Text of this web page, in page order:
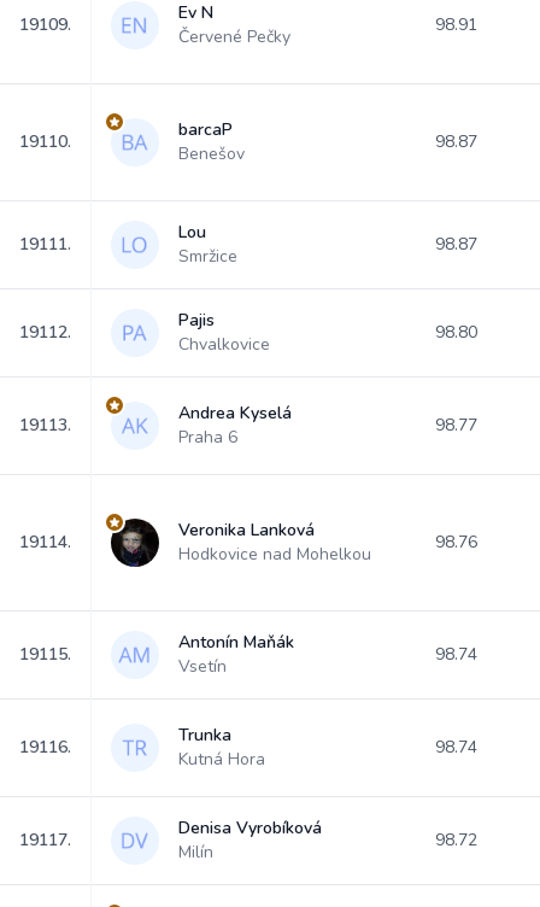
19109.
Ev N
Červené Pečky
98.91
19110.
barcaP
Benešov
98.87
19111.
Lou
Smržice
98.87
19112.
Pajis
Chvalkovice
98.80
19113.
Andrea Kyselá
Praha 6
98.77
19114.
Veronika Lanková
Hodkovice nad Mohelkou
98.76
19115.
Antonín Maňák
Vsetín
98.74
19116.
Trunka
Kutná Hora
98.74
19117.
Denisa Vyrobíková
Milín
98.72